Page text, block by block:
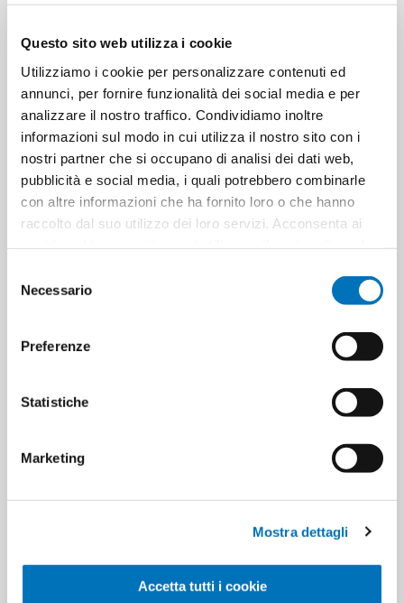
Questo sito web utilizza i cookie
Utilizziamo i cookie per personalizzare contenuti ed
annunci, per fornire funzionalità dei social media e per
analizzare il nostro traffico. Condividiamo inoltre
informazioni sul modo in cui utilizza il nostro sito con i
nostri partner che si occupano di analisi dei dati web,
pubblicità e social media, i quali potrebbero combinarle
con altre informazioni che ha fornito loro o che hanno
raccolto dal suo utilizzo dei loro servizi. Acconsenta ai
delNecessario
Preferenze
Statistiche
Marketing
Mostra dettagli
Accetta tutti i cookie
DOMOPACK ULTRA-STICKY
CLING FILM 30 METRES
DOMOPACK ULTRA-STICKY
CLING FILM DISPENSER PACK
300 METRES
DOMOPACK RESISTANT